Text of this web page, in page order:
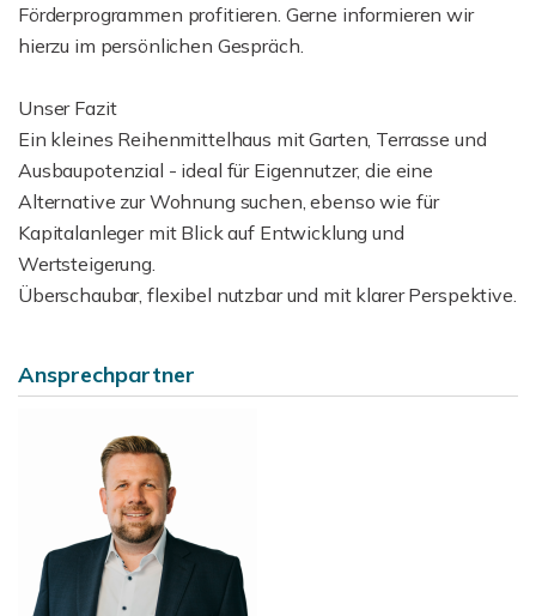
Förderprogrammen profitieren. Gerne informieren wir
hierzu im persönlichen Gespräch.
Unser Fazit
Ein kleines Reihenmittelhaus mit Garten, Terrasse und
Ausbaupotenzial - ideal für Eigennutzer, die eine
Alternative zur Wohnung suchen, ebenso wie für
Kapitalanleger mit Blick auf Entwicklung und
Wertsteigerung.
Überschaubar, flexibel nutzbar und mit klarer Perspektive.
Ansprechpartner